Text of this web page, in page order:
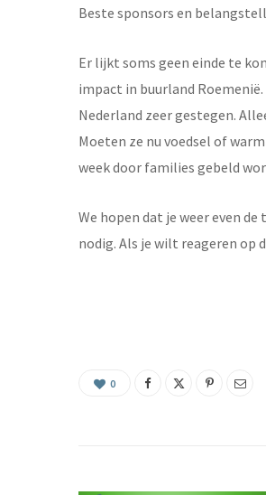
Beste sponsors en
Er lijkt soms geen einde te
impact in buurland
Nederland zeer gestegen.
Moeten ze nu voedsel of
week door families gebeld
We hopen dat je weer even
nodig. Als je wilt reageren op
0